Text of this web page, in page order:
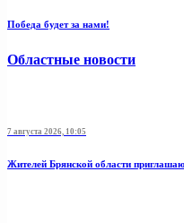
Победа будет за нами!
Областные новости
7 августа 2026, 10:05
Жителей Брянской области